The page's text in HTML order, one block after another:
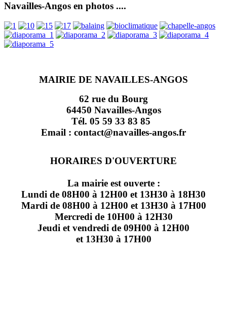
Navailles-Angos en photos ....
MAIRIE DE NAVAILLES-ANGOS
62 rue du Bourg
64450 Navailles-Angos
Tél. 05 59 33 83 85
Email : contact@navailles-angos.fr
HORAIRES D'OUVERTURE
La mairie est ouverte :
Lundi de 08H00 à 12H00 et 13H30 à 18H30
Mardi de 08H00 à 12H00 et 13H30 à 17H00
Mercredi de 10H00 à 12H30
Jeudi et vendredi de 09H00 à 12H00
et 13H30 à 17H00